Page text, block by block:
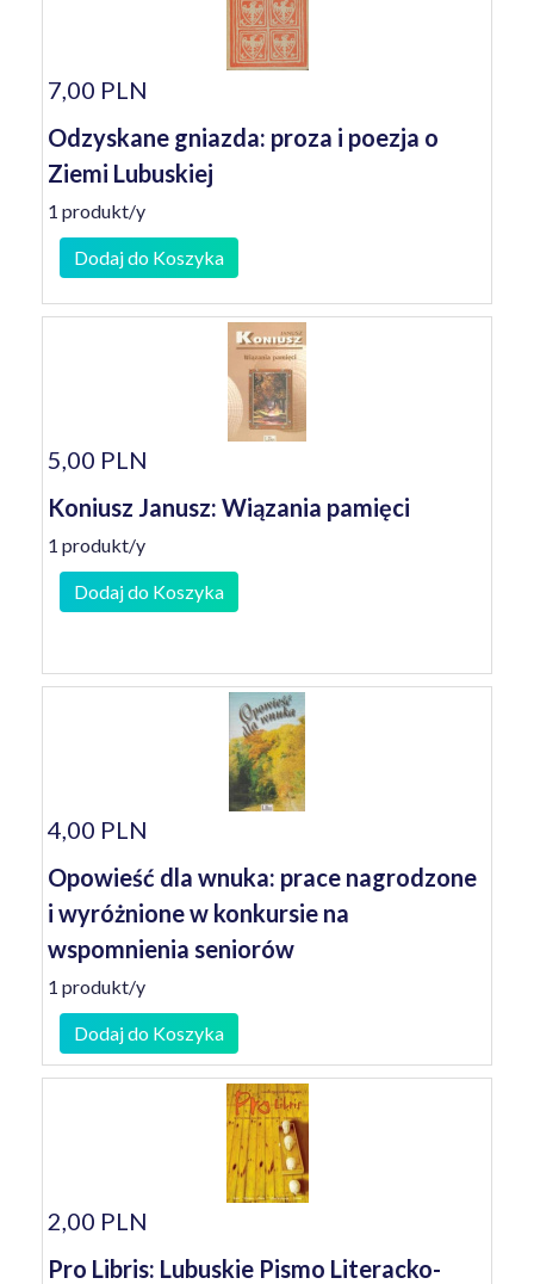
7,00 PLN
Odzyskane gniazda: proza i poezja o
Ziemi Lubuskiej
1 produkt/y
Dodaj do Koszyka
5,00 PLN
Koniusz Janusz: Wiązania pamięci
1 produkt/y
Dodaj do Koszyka
4,00 PLN
Opowieść dla wnuka: prace nagrodzone
i wyróżnione w konkursie na
wspomnienia seniorów
1 produkt/y
Dodaj do Koszyka
2,00 PLN
Pro Libris: Lubuskie Pismo Literacko-